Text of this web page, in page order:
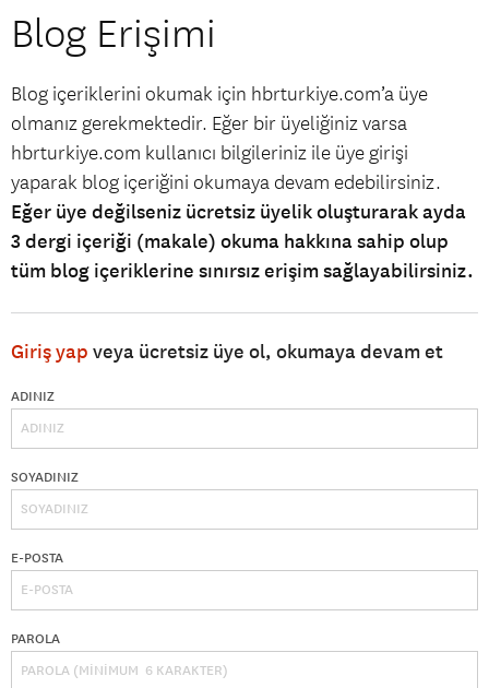
Blog Erişimi
Blog içeriklerini okumak için hbrturkiye.com’a üye
olmanız gerekmektedir. Eğer bir üyeliğiniz varsa
hbrturkiye.com kullanıcı bilgileriniz ile üye girişi
yaparak blog içeriğini okumaya devam edebilirsiniz.
Eğer üye değilseniz ücretsiz üyelik oluşturarak ayda
3 dergi içeriği (makale) okuma hakkına sahip olup
tüm blog içeriklerine sınırsız erişim sağlayabilirsiniz.
Giriş yap veya ücretsiz üye ol, okumaya devam et
ADINIZ
SOYADINIZ
E-POSTA
PAROLA